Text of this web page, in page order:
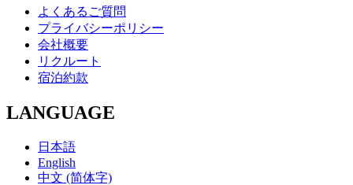
よくあるご質問
プライバシーポリシー
会社概要
リクルート
宿泊約款
LANGUAGE
日本語
English
中文 (简体字)